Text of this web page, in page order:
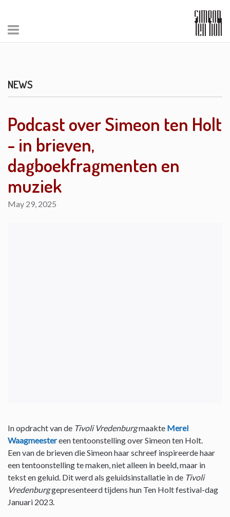
NEWS
Podcast over Simeon ten Holt
- in brieven,
dagboekfragmenten en
muziek
May 29, 2025
In opdracht van de Tivoli Vredenburgmaakte Merel
Waagmeestereen tentoonstelling over Simeon ten Holt.
Een van de brieven die Simeon haar schreef inspireerde haar
een tentoonstelling te maken, niet alleen in beeld, maar in
tekst en geluid. Dit werd als geluidsinstallatie in de Tivoli
Vredenburggepresenteerd tijdens hun Ten Holt festival-dag
Januari 2023.